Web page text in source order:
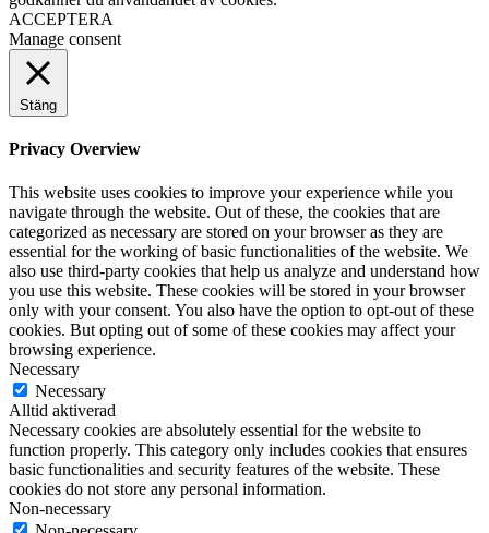
ACCEPTERA
Manage consent
Stäng
Privacy Overview
This website uses cookies to improve your experience while you
navigate through the website. Out of these, the cookies that are
categorized as necessary are stored on your browser as they are
essential for the working of basic functionalities of the website. We
also use third-party cookies that help us analyze and understand how
you use this website. These cookies will be stored in your browser
only with your consent. You also have the option to opt-out of these
cookies. But opting out of some of these cookies may affect your
browsing experience.
Necessary
Necessary
Alltid aktiverad
Necessary cookies are absolutely essential for the website to
function properly. This category only includes cookies that ensures
basic functionalities and security features of the website. These
cookies do not store any personal information.
Non-necessary